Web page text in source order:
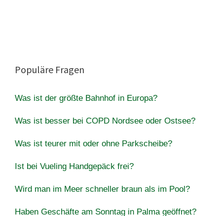
Populäre Fragen
Was ist der größte Bahnhof in Europa?
Was ist besser bei COPD Nordsee oder Ostsee?
Was ist teurer mit oder ohne Parkscheibe?
Ist bei Vueling Handgepäck frei?
Wird man im Meer schneller braun als im Pool?
Haben Geschäfte am Sonntag in Palma geöffnet?